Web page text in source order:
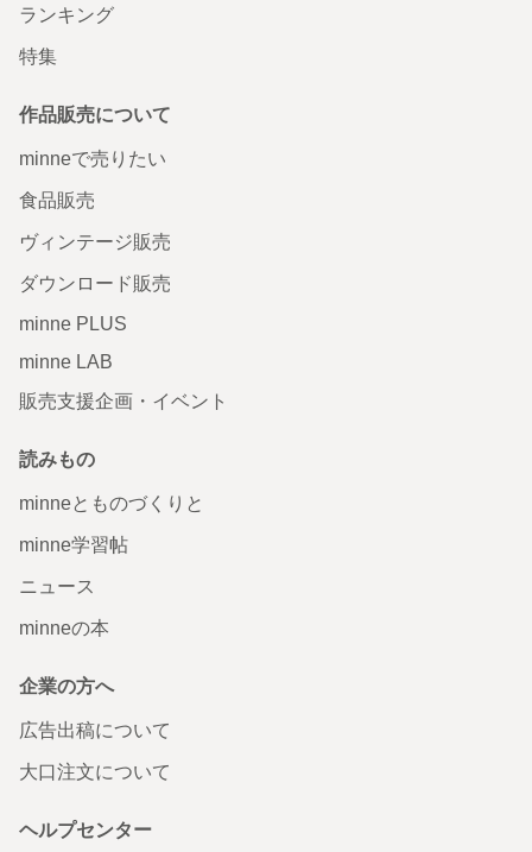
ランキング
特集
作品販売について
minneで売りたい
食品販売
ヴィンテージ販売
ダウンロード販売
minne PLUS
minne LAB
販売支援企画・イベント
読みもの
minneとものづくりと
minne学習帖
ニュース
minneの本
企業の方へ
広告出稿について
大口注文について
ヘルプセンター